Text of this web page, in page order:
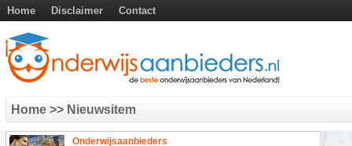
Home Disclaimer Contact
Home >> Nieuwsitem
Onderwijsaanbieders